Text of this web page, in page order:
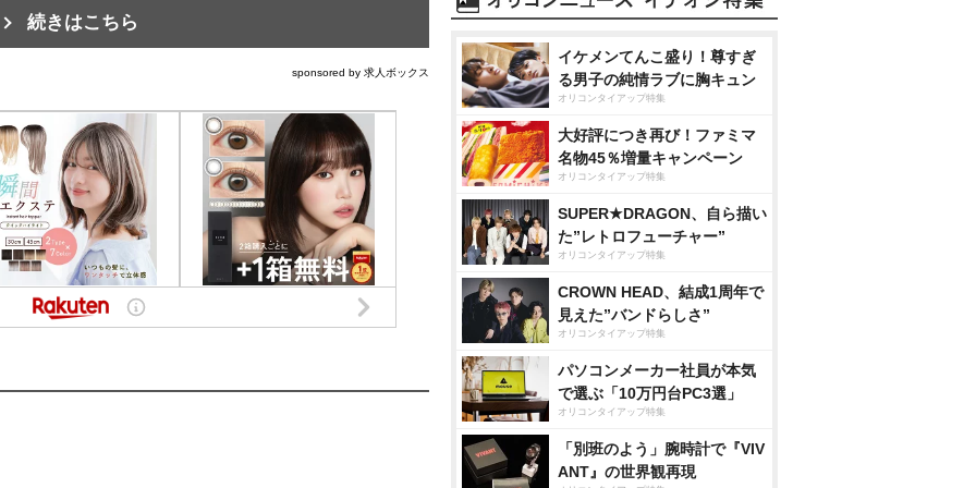
続きはこちら
sponsored by 求人ボックス
イケメンてんこ盛り！尊すぎ
る男子の純情ラブに胸キュン
オリコンタイアップ特集
大好評につき再び！ファミマ
名物45％増量キャンペーン
オリコンタイアップ特集
SUPER★DRAGON、自ら描い
た”レトロフューチャー”
オリコンタイアップ特集
CROWN HEAD、結成1周年で
見えた”バンドらしさ”
オリコンタイアップ特集
パソコンメーカー社員が本気
で選ぶ「10万円台PC3選」
オリコンタイアップ特集
「別班のよう」腕時計で『VIV
ANT』の世界観再現